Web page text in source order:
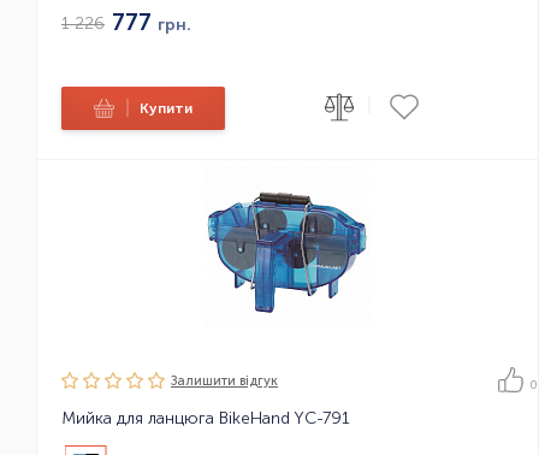
1 226 777 грн.
Купити
Залишити вiдгук 0
Мийка для ланцюга BikeHand YC-791